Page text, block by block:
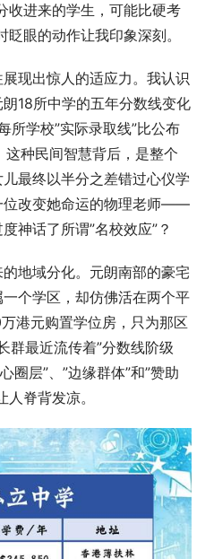
收进来的学生，可能比硬考
眼的动作让我印象深刻。
现出惊人的适应力。我认识
18所中学的五年分数线变化
所学校”实际录取线”比公布
种民间智慧背后，是整个
最终以半分之差错过心仪学
位改变她命运的物理老师——
神话了所谓”名校效应”？
地域分化。元朗南部的豪宅
个学区，却仿佛活在两个平
港元购置学位房，只为那区
群最近流传着”分数线阶级
圈层”、”边缘群体”和”赞助
脊背发凉。